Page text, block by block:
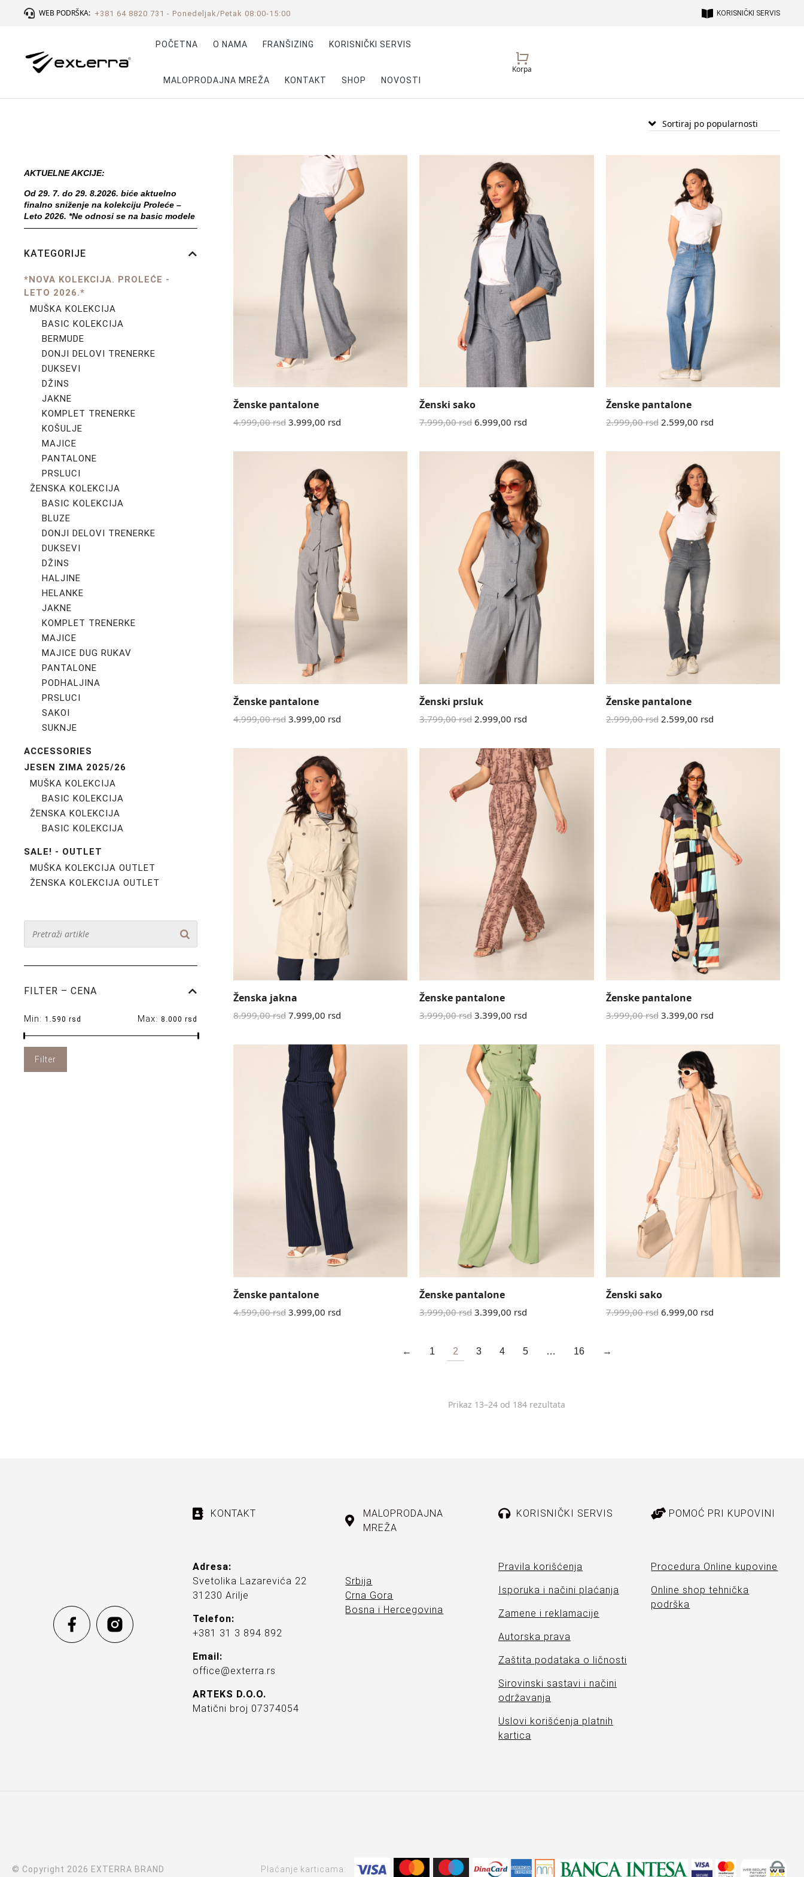
WEB PODRŠKA: +381 64 8820 731 - Ponedeljak/Petak 08:00-15:00 KORISNIČKI SERVIS
POČETNA O NAMA FRANŠIZING KORISNIČKI SERVIS
MALOPRODAJNA MREŽA KONTAKT SHOP NOVOSTI
Vaš
nalog
Korpa
AKTUELNE AKCIJE:
Od 29. 7. do 29. 8.2026. biće aktuelno
finalno sniženje na kolekciju Proleće –
Leto 2026. *Ne odnosi se na basic modele
KATEGORIJE
*NOVA KOLEKCIJA. PROLEĆE -
LETO 2026.*
MUŠKA KOLEKCIJA
BASIC KOLEKCIJA
BERMUDE
DONJI DELOVI TRENERKE
DUKSEVI
DŽINS
JAKNE
KOMPLET TRENERKE
KOŠULJE
MAJICE
PANTALONE
PRSLUCI
ŽENSKA KOLEKCIJA
BASIC KOLEKCIJA
BLUZE
DONJI DELOVI TRENERKE
DUKSEVI
DŽINS
HALJINE
HELANKE
JAKNE
KOMPLET TRENERKE
MAJICE
MAJICE DUG RUKAV
PANTALONE
PODHALJINA
PRSLUCI
SAKOI
SUKNJE
ACCESSORIES
JESEN ZIMA 2025/26
MUŠKA KOLEKCIJA
BASIC KOLEKCIJA
ŽENSKA KOLEKCIJA
BASIC KOLEKCIJA
SALE! - OUTLET
MUŠKA KOLEKCIJA OUTLET
ŽENSKA KOLEKCIJA OUTLET
FILTER – CENA
Min: 1.590 rsd Max: 8.000 rsd
Filter
Ženske pantalone
4.999,00rsd 3.999,00 rsd
Ženski sako
7.999,00rsd 6.999,00 rsd
Ženske pantalone
2.999,00rsd 2.599,00 rsd
Ženske pantalone
4.999,00rsd 3.999,00 rsd
Ženski prsluk
3.799,00rsd 2.999,00 rsd
Ženske pantalone
2.999,00rsd 2.599,00 rsd
Ženska jakna
8.999,00rsd 7.999,00 rsd
Ženske pantalone
3.999,00rsd 3.399,00 rsd
Ženske pantalone
3.999,00rsd 3.399,00 rsd
Ženske pantalone
4.599,00rsd 3.999,00 rsd
Ženske pantalone
3.999,00rsd 3.399,00 rsd
Ženski sako
7.999,00rsd 6.999,00 rsd
← 1 2 3 4 5 … 16 →
Prikaz 13–24 od 184 rezultata
KONTAKT
Adresa:
Svetolika Lazarevića 22
31230 Arilje
Telefon:
+381 31 3 894 892
Email:
office@exterra.rs
ARTEKS D.O.O.
Matični broj 07374054
MALOPRODAJNA
MREŽA
Srbija
Crna Gora
Bosna i Hercegovina
KORISNIČKI SERVIS
Pravila korišćenja
Isporuka i načini plaćanja
Zamene i reklamacije
Autorska prava
Zaštita podataka o ličnosti
Sirovinski sastavi i načini
održavanja
Uslovi korišćenja platnih
kartica
POMOĆ PRI KUPOVINI
Procedura Online kupovine
Online shop tehnička
podrška
© Copyright 2026 EXTERRA BRAND Plaćanje karticama: